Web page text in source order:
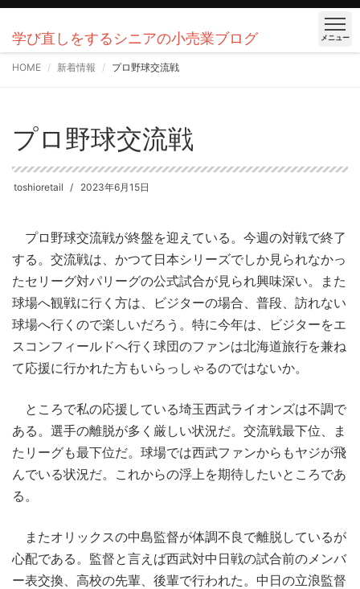
学び直しをするシニアの小売業ブログ メニュー
HOME 新着情報 プロ野球交流戦
プロ野球交流戦
toshioretail 2023年6月15日
プロ野球交流戦が終盤を迎えている。今週の対戦で終了
する。交流戦は、かつて日本シリーズでしか見られなかっ
たセリーグ対パリーグの公式試合が見られ興味深い。また
球場へ観戦に行く方は、ビジターの場合、普段、訪れない
球場へ行くので楽しいだろう。特に今年は、ビジターをエ
スコンフィールドへ行く球団のファンは北海道旅行を兼ね
て応援に行かれた方もいらっしゃるのではないか。
ところで私の応援している埼玉西武ライオンズは不調で
ある。選手の離脱が多く厳しい状況だ。交流戦最下位、ま
たリーグも最下位だ。球場では西武ファンからもヤジが飛
んでいる状況だ。これからの浮上を期待したいところであ
る。
またオリックスの中島監督が体調不良で離脱しているが
心配である。監督と言えば西武対中日戦の試合前のメンバ
ー表交換、高校の先輩、後輩で行われた。中日の立浪監督